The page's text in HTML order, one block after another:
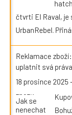
čtvrti El Raval, je
UrbanRebel.
Reklamace
uplatnit svá práva
18 prosince 2025